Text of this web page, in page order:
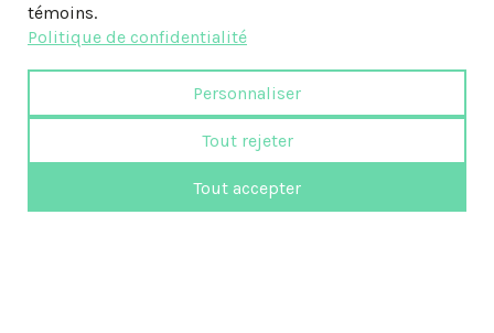
témoins.
Politique de confidentialité
Personnaliser
Tout rejeter
Tout accepter